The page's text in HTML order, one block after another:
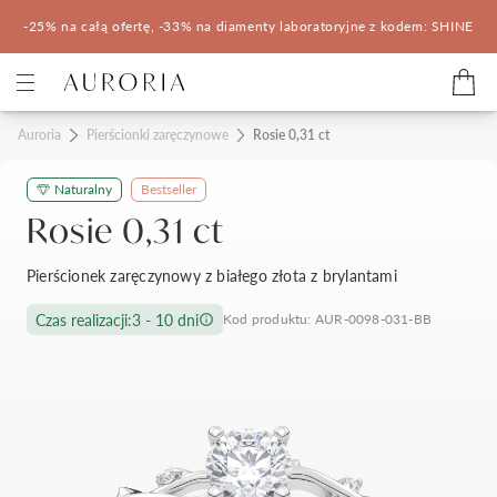
-25% na całą ofertę, -33% na diamenty laboratoryjne z kodem: SHINE
Kategorie
Pierścionki zaręczynowe
Pomocne
Konfigurator 3D
Salon Auroria Arkadia
Korzyści z zakupu
Auroria Pierścionki zaręczynowe Rosie 0,31 ct
Naturalny Bestseller
Rosie 0,31 ct
Pierścionek zaręczynowy z białego złota z brylantami
Czas realizacji:3 - 10 dni Kod produktu: AUR-0098-031-BB